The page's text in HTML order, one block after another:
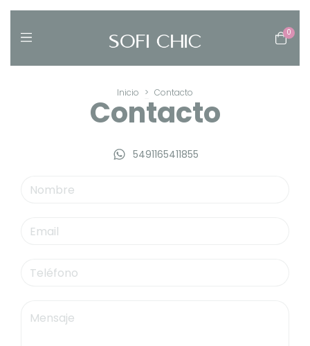
0
Inicio > Contacto
Contacto
5491165411855